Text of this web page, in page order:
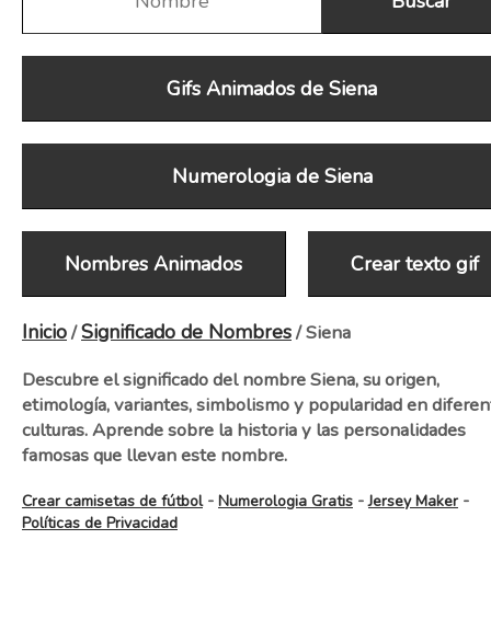
Gifs Animados de Siena
Numerologia de Siena
Nombres Animados Crear texto gif
Inicio/Significado de Nombres/ Siena
Descubre el significado del nombre Siena, su origen,
etimología, variantes, simbolismo y popularidad en
culturas. Aprende sobre la historia y las personalidades
famosas que llevan este nombre.
Crear camisetas de fútbol- Numerologia Gratis -Jersey Maker-
Políticas de Privacidad